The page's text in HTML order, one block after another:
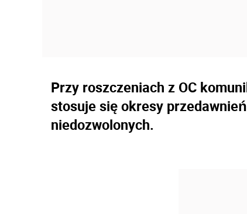
Przy roszczeniach z OC
stosuje się okresy
niedozwolonych.